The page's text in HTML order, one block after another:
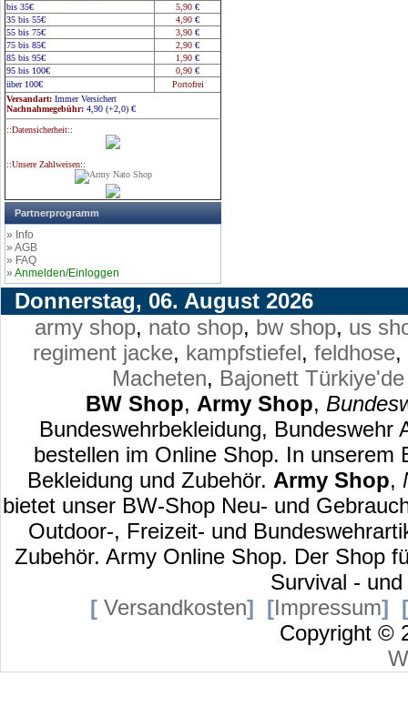
bis 35€
5,90 €
35 bis 55€
4,90 €
55 bis 75€
3,90 €
75 bis 85€
2,90 €
85 bis 95€
1,90 €
95 bis 100€
0,90 €
über 100€
Portofrei
Versandart: Immer Versichert
Nachnahmegebühr: 4,90 (+2,0) €
::Datensicherheit::
::Unsere Zahlweisen::
Partnerprogramm
» Info
» AGB
» FAQ
» Anmelden/Einloggen
Donnerstag, 06. August 2026
army shop, nato shop, bw shop, us
regiment jacke, kampfstiefel, feldhose,
Macheten, Bajonett
BW Shop, Army Shop,
Bundeswehrbekleidung,
bestellen im Online Shop. In
Bekleidung und Zubehör. Army Shop,
bietet unser BW-Shop Neu- und
Outdoor-, Freizeit- und
Zubehör. Army Online Shop. Der Shop
Survival -
[ Versandkosten] [Impressum] [
Copyright ©